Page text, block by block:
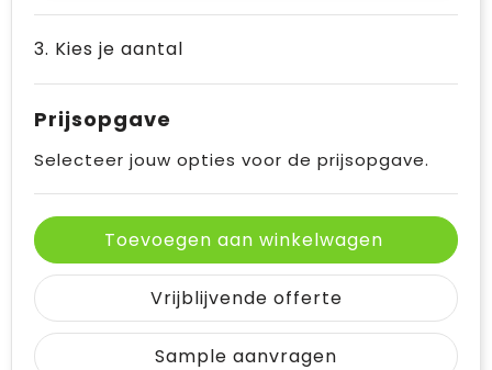
3. Kies je aantal
Prijsopgave
Selecteer jouw opties voor de prijsopgave.
Toevoegen aan winkelwagen
Vrijblijvende offerte
Sample aanvragen